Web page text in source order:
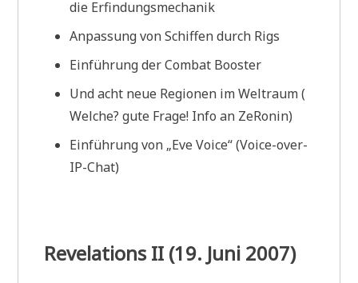
die Erfindungsmechanik
Anpassung von Schiffen durch Rigs
Einführung der Combat Booster
Und acht neue Regionen im Weltraum (
Welche? gute Frage! Info an ZeRonin)
Einführung von „Eve Voice“ (Voice-over-
IP-Chat)
Revelations II (19. Juni 2007)